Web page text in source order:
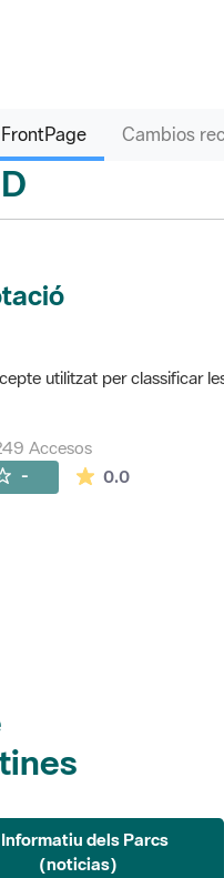
FrontPage Cambios
D
utilitzat per classificar
Accesos
- 0.0La
dels Parcs
(noticias)